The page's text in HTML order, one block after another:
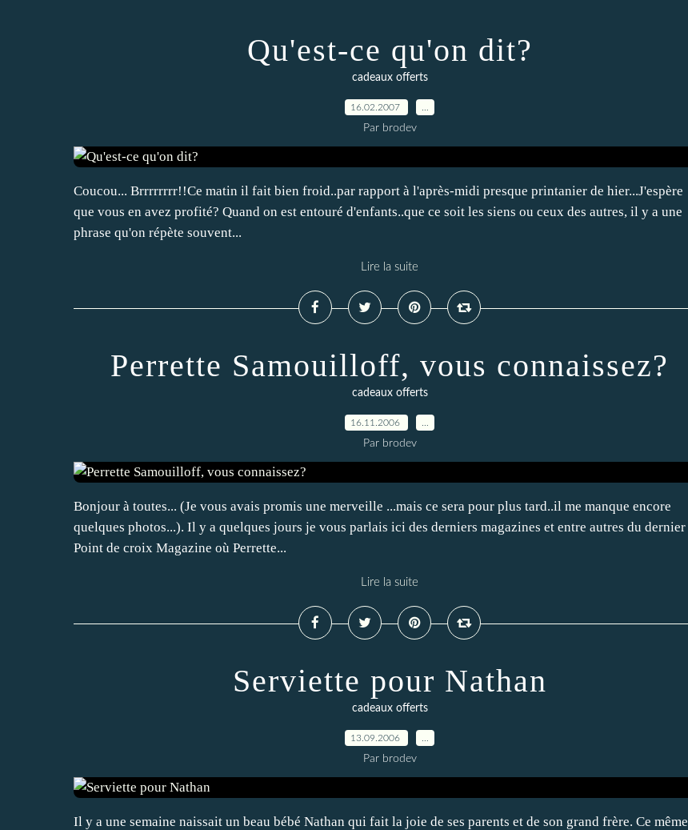
Qu'est-ce qu'on dit?
cadeaux offerts
16.02.2007
Par brodev
Coucou... Brrrrrrrr!!Ce matin il fait bien froid..par rapport à l'après-midi presque printanier de hier...J'espère
que vous en avez profité? Quand on est entouré d'enfants..que ce soit les siens ou ceux des autres, il y a une
phrase qu'on répète souvent...
Lire la suite
Perrette Samouilloff, vous connaissez?
cadeaux offerts
16.11.2006
Par brodev
Bonjour à toutes... (Je vous avais promis une merveille ...mais ce sera pour plus tard..il me manque encore
quelques photos...). Il y a quelques jours je vous parlais ici des derniers magazines et entre autres du dernier
Point de croix Magazine où Perrette...
Lire la suite
Serviette pour Nathan
cadeaux offerts
13.09.2006
Par brodev
Il y a une semaine naissait un beau bébé Nathan qui fait la joie de ses parents et de son grand frère. Ce même